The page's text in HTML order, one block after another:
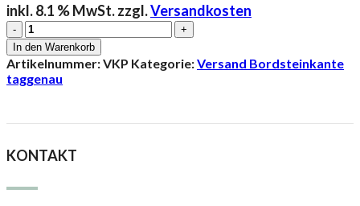
inkl. 8.1 % MwSt.zzgl.Versandkosten
Versandkostenpauschale
Bordsteinkante
taggenau
Menge
In den Warenkorb
Artikelnummer:VKP Kategorie:Versand Bordsteinkante
taggenau
KONTAKT